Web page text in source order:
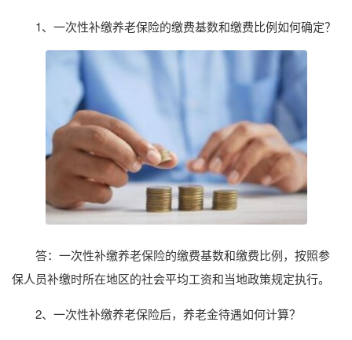
1、一次性补缴养老保险的缴费基数和缴费比例如何确定？
答：一次性补缴养老保险的缴费基数和缴费比例，按照参
保人员补缴时所在地区的社会平均工资和当地政策规定执行。
2、一次性补缴养老保险后，养老金待遇如何计算？